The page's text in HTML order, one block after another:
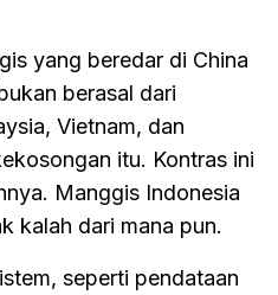
yang beredar di China
berasal dari
Vietnam, dan
itu. Kontras ini
Manggis Indonesia
kalah dari mana pun.
seperti pendataan